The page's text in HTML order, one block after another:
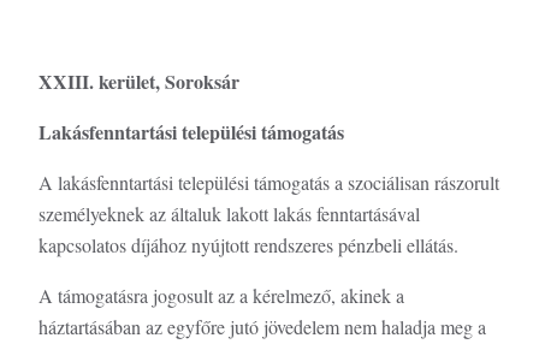
XXIII. kerület, Soroksár
Lakásfenntartási települési támogatás
A lakásfenntartási települési támogatás a szociálisan rászorult
személyeknek az általuk lakott lakás fenntartásával
kapcsolatos díjához nyújtott rendszeres pénzbeli ellátás.
A támogatásra jogosult az a kérelmező, akinek a
háztartásában az egyfőre jutó jövedelem nem haladja meg a